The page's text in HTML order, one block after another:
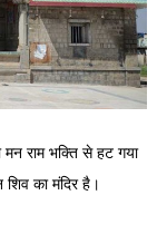
राम भक्ति से हट गया
का मंदिर है।